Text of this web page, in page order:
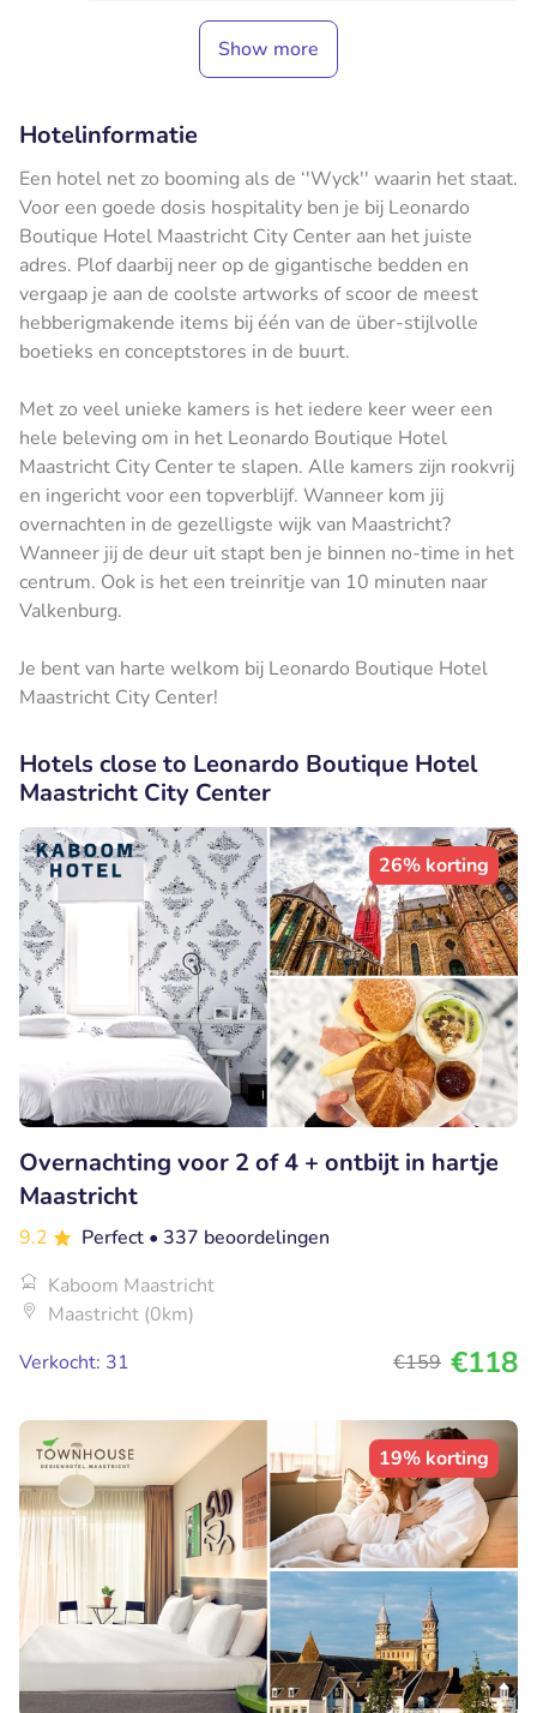
Show more
Hotelinformatie
Een hotel net zo booming als de ‘'Wyck'' waarin het staat.
Voor een goede dosis hospitality ben je bij Leonardo
Boutique Hotel Maastricht City Center aan het juiste
adres. Plof daarbij neer op de gigantische bedden en
vergaap je aan de coolste artworks of scoor de meest
hebberigmakende items bij één van de über-stijlvolle
boetieks en conceptstores in de buurt.
Met zo veel unieke kamers is het iedere keer weer een
hele beleving om in het Leonardo Boutique Hotel
Maastricht City Center te slapen. Alle kamers zijn rookvrij
en ingericht voor een topverblijf. Wanneer kom jij
overnachten in de gezelligste wijk van Maastricht?
Wanneer jij de deur uit stapt ben je binnen no-time in het
centrum. Ook is het een treinritje van 10 minuten naar
Valkenburg.
Je bent van harte welkom bij Leonardo Boutique Hotel
Maastricht City Center!
Hotels close to Leonardo Boutique Hotel
Maastricht City Center
26% korting
Overnachting voor 2 of 4 + ontbijt in hartje
Maastricht
9.2 Perfect • 337 beoordelingen
Kaboom Maastricht
Maastricht (0km)
Verkocht: 31
€159 €118
19% korting